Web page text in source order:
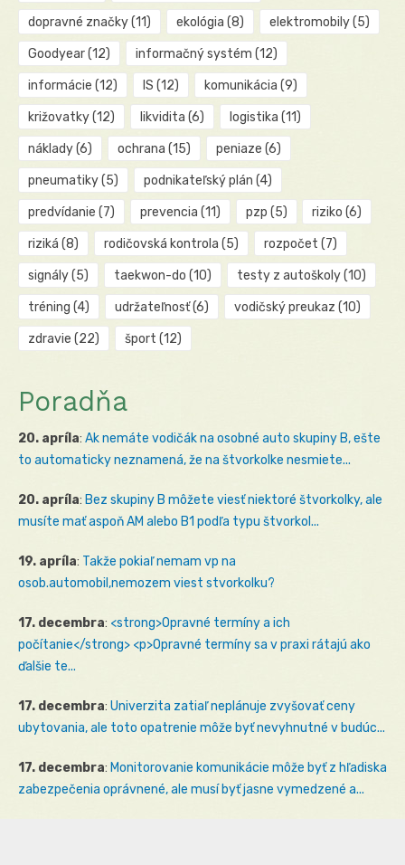
dopravné značky(11) ekológia (8) elektromobily(5)
Goodyear(12) informačný systém (12)
informácie (12) IS (12) komunikácia (9)
križovatky(12) likvidita (6) logistika (11)
náklady(6) ochrana (15) peniaze (6)
pneumatiky(5) podnikateľský plán (4)
predvídanie (7) prevencia (11) pzp (5) riziko (6)
riziká (8) rodičovská kontrola (5) rozpočet (7)
signály(5) taekwon-do (10) testy z autoškoly(10)
tréning (4) udržateľnosť(6) vodičský preukaz (10)
zdravie (22) šport (12)
Poradňa
20. apríla: Ak nemáte vodičák na osobné auto skupiny B, ešte
to automaticky neznamená, že na štvorkolke nesmiete...
20. apríla: Bez skupiny B môžete viesť niektoré štvorkolky, ale
musíte mať aspoň AM alebo B1 podľa typu štvorkol...
19. apríla: Takže pokiaľ nemam vp na
osob.automobil,nemozem viest stvorkolku?
17. decembra: <strong>Opravné termíny a ich
počítanie</strong> <p>Opravné termíny sa v praxi rátajú ako
ďalšie te...
17. decembra: Univerzita zatiaľ neplánuje zvyšovať ceny
ubytovania, ale toto opatrenie môže byť nevyhnutné v budúc...
17. decembra: Monitorovanie komunikácie môže byť z hľadiska
zabezpečenia oprávnené, ale musí byť jasne vymedzené a...